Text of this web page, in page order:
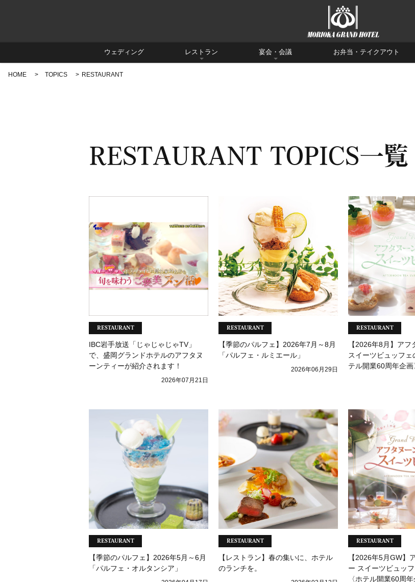
ウェディング レストラン 宴会・会議 お弁当・テイクアウト
HOME TOPICS RESTAURANT
RESTAURANT TOPICS一覧
RESTAURANT
IBC岩手放送「じゃじゃじゃTV」
で、盛岡グランドホテルのアフタヌ
ーンティーが紹介されます！
2026年07月21日
RESTAURANT
【季節のパルフェ】2026年7月～8月
「パルフェ・ルミエール」
2026年06月29日
RESTAURANT
【2026年8月】ア
スイーツビュッフェ
テル開業60周年企画
RESTAURANT
【季節のパルフェ】2026年5月～6月
「パルフェ・オルタンシア」
RESTAURANT
【レストラン】春の集いに、ホテル
のランチを。
RESTAURANT
【2026年5月GW】
ー スイーツビュッ
〈ホテル開業60周